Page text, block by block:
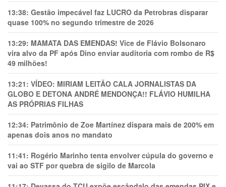
13:38: Gestão impecável faz LUCRO da Petrobras disparar
quase 100% no segundo trimestre de 2026
13:29: MAMATA DAS EMENDAS! Vice de Flávio Bolsonaro
vira alvo da PF após Dino enviar auditoria com rombo de R$
49 milhões!
13:21: VÍDEO: MIRIAM LEITÃO CALA JORNALISTAS DA
GLOBO E DETONA ANDRÉ MENDONÇA!! FLÁVIO HUMILHA
AS PRÓPRIAS FILHAS
12:34: Patrimônio de Zoe Martínez dispara mais de 200% em
apenas dois anos no mandato
11:41: Rogério Marinho tenta envolver cúpula do governo e
vai ao STF por quebra de sigilo de Marcola